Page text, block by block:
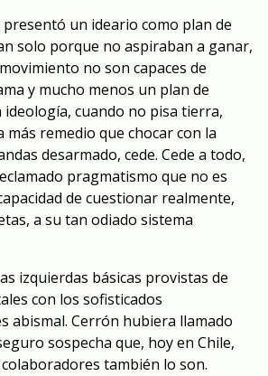
un ideario como plan de
solo porque no aspiraban a ganar,
no son capaces de
y mucho menos un plan de
ideología, cuando no pisa tierra,
más remedio que chocar con la
desarmado, cede. Cede a todo,
pragmatismo que no es
de cuestionar realmente,
a su tan odiado sistema
izquierdas básicas provistas de
con los sofisticados
abismal. Cerrón hubiera llamado
sospecha que, hoy en Chile,
también lo son.